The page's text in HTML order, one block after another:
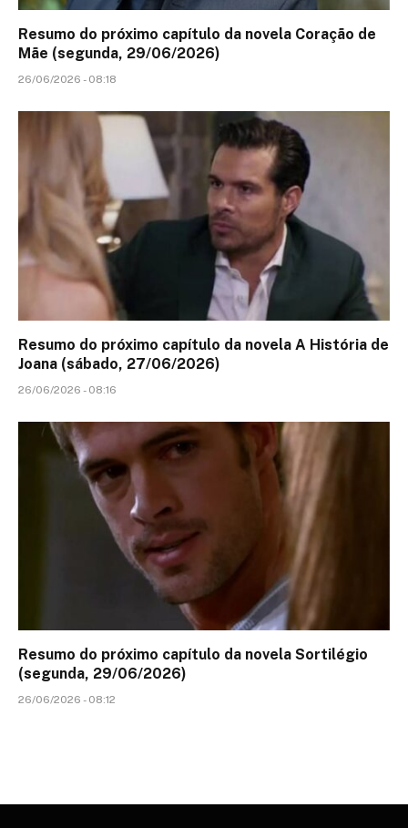
Resumo do próximo capítulo da novela Coração de
Mãe (segunda, 29/06/2026)
26/06/2026 - 08:18
Resumo do próximo capítulo da novela A História de
Joana (sábado, 27/06/2026)
26/06/2026 - 08:16
Resumo do próximo capítulo da novela Sortilégio
(segunda, 29/06/2026)
26/06/2026 - 08:12